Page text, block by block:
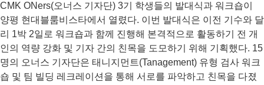
CMK ONers(오너스 기자단) 3기 학생들의 발대식과 워크숍이
양평 현대블룸비스타에서 열렸다. 이번 발대식은 이전 기수와 달
리 1박 2일로 워크숍과 함께 진행해 본격적으로 활동하기 전 개
인의 역량 강화 및 기자 간의 친목을 도모하기 위해 기획했다. 15
명의 오너스 기자단은 태니지먼트(Tanagement) 유형 검사 워크
숍 및 팀 빌딩 레크레이션을 통해 서로를 파악하고 친목을 다졌